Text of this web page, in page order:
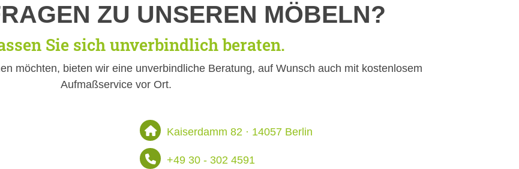
ZU UNSEREN MÖBELN?
Sie sich unverbindlich beraten.
möchten, bieten wir eine unverbindliche Beratung, auf Wunsch auch mit kostenlosem
Aufmaßservice vor Ort.
Kaiserdamm 82 · 14057 Berlin
+49 30 - 302 4591